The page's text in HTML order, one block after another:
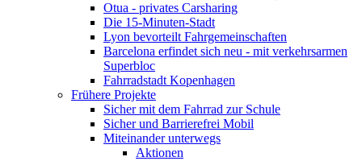
Otua - privates Carsharing
Die 15-Minuten-Stadt
Lyon bevorteilt Fahrgemeinschaften
Barcelona erfindet sich neu - mit verkehrsarmen
Superbloc
Fahrradstadt Kopenhagen
Frühere Projekte
Sicher mit dem Fahrrad zur Schule
Sicher und Barrierefrei Mobil
Miteinander unterwegs
Aktionen